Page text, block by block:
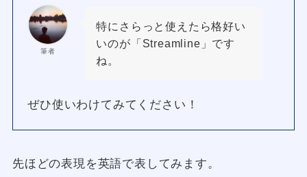
筆者
特にさらっと使えたら格好い
いのが「Streamline」です
ね。
ぜひ使いわけてみてください！
先ほどの表現を英語で表してみます。